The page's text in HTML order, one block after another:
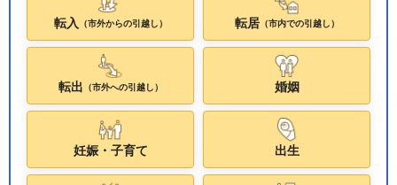
転入 （市外からの引越し） 転居（市内での引越し）
転出 （市外への引越し） 婚姻
妊娠・子育て 出生